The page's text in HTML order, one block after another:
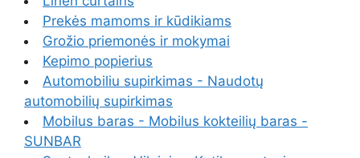
Prekės mamoms ir kūdikiams
Grožio priemonės ir mokymai
Kepimo popierius
Automobiliu supirkimas - Naudotų
automobilių supirkimas
Mobilus baras - Mobilus kokteilių baras -
SUNBAR